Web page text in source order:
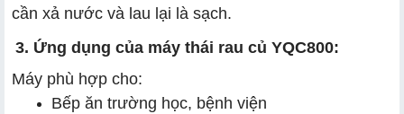
cần xả nước và lau lại là sạch.
3. Ứng dụng của máy thái rau củ YQC800:
Máy phù hợp cho:
Bếp ăn trường học, bệnh viện